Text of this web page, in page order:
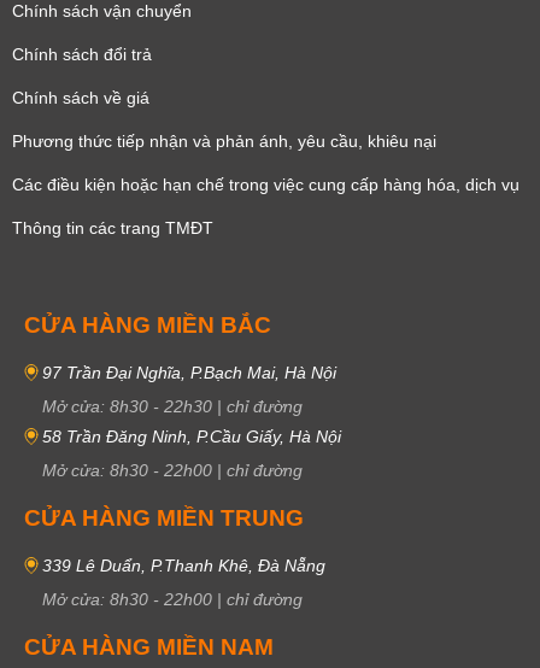
Chính sách vận chuyển
Chính sách đổi trả
Chính sách về giá
Phương thức tiếp nhận và phản ánh, yêu cầu, khiêu nại
Các điều kiện hoặc hạn chế trong việc cung cấp hàng hóa, dịch vụ
Thông tin các trang TMĐT
CỬA HÀNG MIỀN BẮC
97 Trần Đại Nghĩa, P.Bạch Mai, Hà Nội
Mở cửa: 8h30 - 22h30 | chỉ đường
58 Trần Đăng Ninh, P.Cầu Giấy, Hà Nội
Mở cửa: 8h30 - 22h00 | chỉ đường
CỬA HÀNG MIỀN TRUNG
339 Lê Duẩn, P.Thanh Khê, Đà Nẵng
Mở cửa: 8h30 - 22h00 | chỉ đường
CỬA HÀNG MIỀN NAM